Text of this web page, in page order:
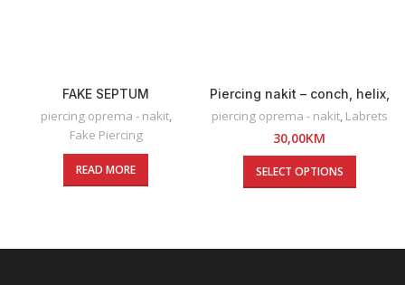
FAKE SEPTUM
piercing oprema - nakit,
Fake Piercing
READ MORE
Piercing nakit – conch, helix,
piercing oprema - nakit, Labrets
30,00KM
SELECT OPTIONS